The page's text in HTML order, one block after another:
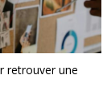
retrouver une